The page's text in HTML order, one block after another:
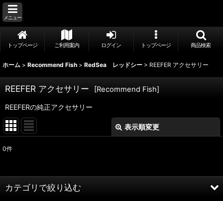
メニュー
トップページ ご利用案内 ログイン トップページ 商品検索
ホーム > Recommend Fish > RedSea レッドシー > REEFER アクセサリー
REEFER アクセサリー [Recommend Fish]
REEFERの純正アクセサリー
表示順変更
並び順 :
0件
カテゴリで絞り込む